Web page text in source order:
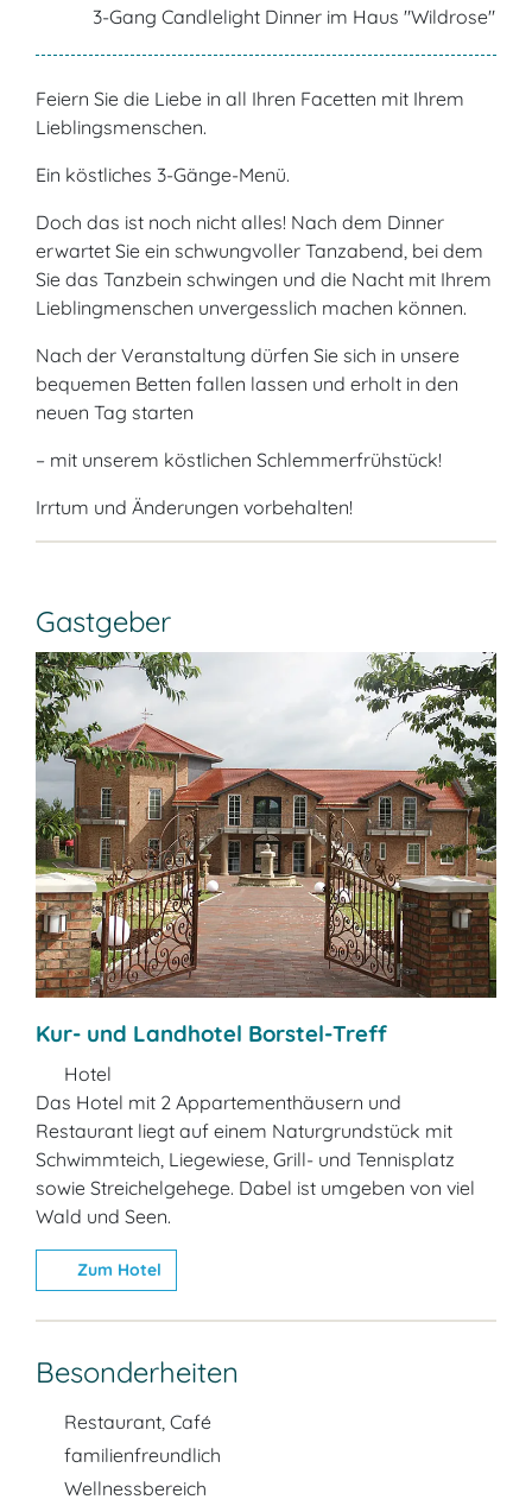
3-Gang Candlelight Dinner im Haus "Wildrose"
Feiern Sie die Liebe in all Ihren Facetten mit Ihrem
Lieblingsmenschen.
Ein köstliches 3-Gänge-Menü.
Doch das ist noch nicht alles! Nach dem Dinner
erwartet Sie ein schwungvoller Tanzabend, bei dem
Sie das Tanzbein schwingen und die Nacht mit Ihrem
Lieblingmenschen unvergesslich machen können.
Nach der Veranstaltung dürfen Sie sich in unsere
bequemen Betten fallen lassen und erholt in den
neuen Tag starten
– mit unserem köstlichen Schlemmerfrühstück!
Irrtum und Änderungen vorbehalten!
Gastgeber
Kur- und Landhotel Borstel-Treff
Hotel
Das Hotel mit 2 Appartementhäusern und
Restaurant liegt auf einem Naturgrundstück mit
Schwimmteich, Liegewiese, Grill- und Tennisplatz
sowie Streichelgehege. Dabel ist umgeben von viel
Wald und Seen.
Zum Hotel
Besonderheiten
Restaurant, Café
familienfreundlich
Wellnessbereich